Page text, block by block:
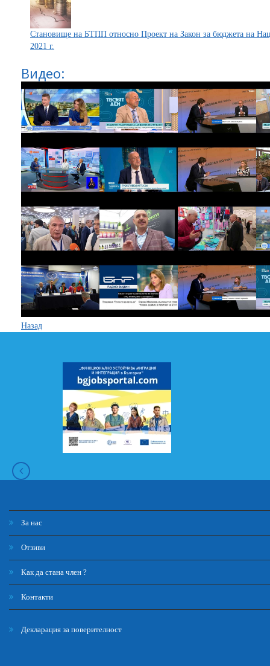
Становище на БТПП относно Проект на Закон за бюджета на
2021 г.
Видео:
Назад
За нас
Отзиви
Как да стана член ?
Контакти
Декларация за поверителност